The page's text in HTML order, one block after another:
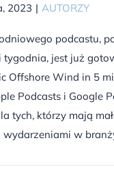
2023 | AUTORZY
podcastu,
jest już
Offshore Wind in 5
Podcasts i Google
tych, którzy mają
w